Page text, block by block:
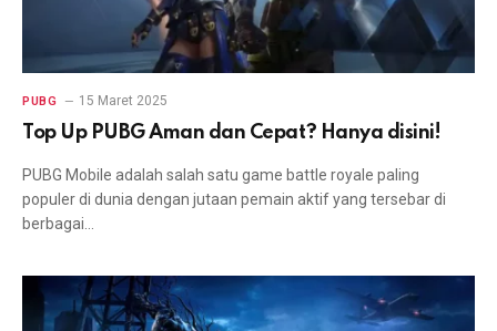
PUBG 15 Maret 2025
Top Up PUBG Aman dan Cepat? Hanya disini!
PUBG Mobile adalah salah satu game battle royale paling
populer di dunia dengan jutaan pemain aktif yang tersebar di
berbagai…